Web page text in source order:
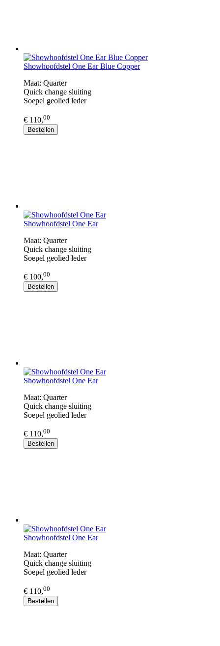
Showhoofdstel One Ear Blue Copper
Maat: Quarter
Quick change sluiting
​Soepel geolied leder
€ 110,00
Bestellen
Showhoofdstel One Ear
Maat: Quarter
Quick change sluiting
​Soepel geolied leder
€ 100,00
Bestellen
Showhoofdstel One Ear
Maat: Quarter
Quick change sluiting
​Soepel geolied leder
€ 110,00
Bestellen
Showhoofdstel One Ear
Maat: Quarter
Quick change sluiting
Soepel geolied leder
€ 110,00
Bestellen